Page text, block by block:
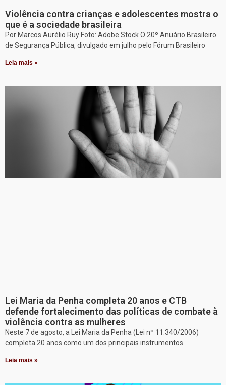
Violência contra crianças e adolescentes mostra o
que é a sociedade brasileira
Por Marcos Aurélio Ruy Foto: Adobe Stock O 20º Anuário Brasileiro
de Segurança Pública, divulgado em julho pelo Fórum Brasileiro
Leia mais »
Lei Maria da Penha completa 20 anos e CTB
defende fortalecimento das políticas de combate à
violência contra as mulheres
Neste 7 de agosto, a Lei Maria da Penha (Lei nº 11.340/2006)
completa 20 anos como um dos principais instrumentos
Leia mais »